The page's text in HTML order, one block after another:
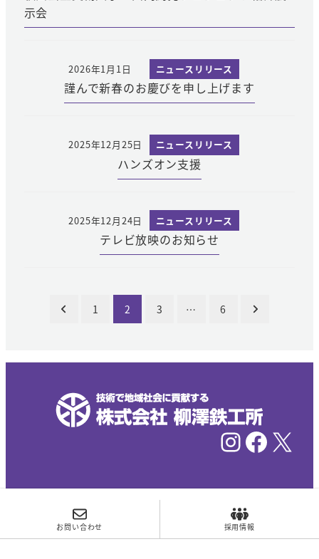
示会
謹んで新春のお慶びを申し上げます
2026年1月1日 ニュースリリース
ハンズオン支援
2025年12月25日 ニュースリリース
テレビ放映のお知らせ
2025年12月24日 ニュースリリース
の
り
1 2 3 … 6
InstagramFacebook X
©YANAGISAWA Ironworks Corp. All Rights
Reserved.
お問い合わせ 採用情報